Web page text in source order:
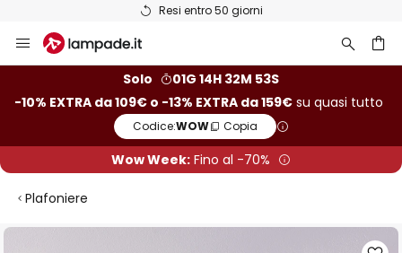
Resi entro 50 giorni
Salta
al
Solo
01G 14H 32M 52S
-10% EXTRA da 109€ o -13% EXTRA da 159€ su quasi tutto
Codice:WOW Copia
Wow Week: Fino al -70%
Plafoniere
Vai